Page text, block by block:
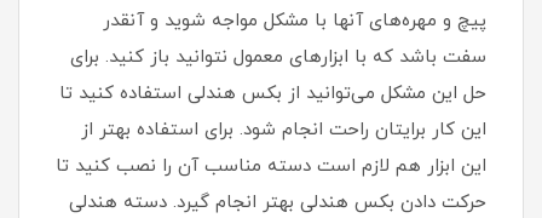
پیچ و مهره‌های آنها با مشکل مواجه شوید و آنقدر
سفت باشد که با ابزارهای معمول نتوانید باز کنید. برای
حل این مشکل می‌توانید از بکس هندلی استفاده کنید تا
این کار برایتان راحت انجام شود. برای استفاده بهتر از
این ابزار هم لازم است دسته مناسب آن را نصب کنید تا
حرکت دادن بکس هندلی بهتر انجام گیرد. دسته هندلی